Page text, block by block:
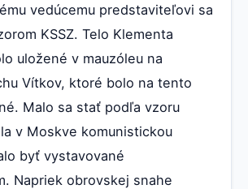
vedúcemu predstaviteľovi sa
KSSZ. Telo Klementa
uložené v mauzóleu na
Vítkov, ktoré bolo na tento
Malo sa stať podľa vzoru
v Moskve komunistickou
byť vystavované
Napriek obrovskej snahe